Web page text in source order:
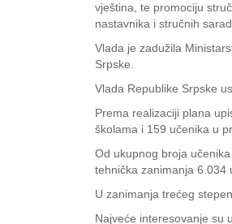
vještina, te promociju
nastavnika i stručnih
Vlada je zadužila
Srpske.
Vlada Republike Srpske
Prema realizaciji plana
školama i 159 učenika u
Od ukupnog broja
tehnička zanimanja 6.034
U zanimanja trećeg
Najveće interesovanje su